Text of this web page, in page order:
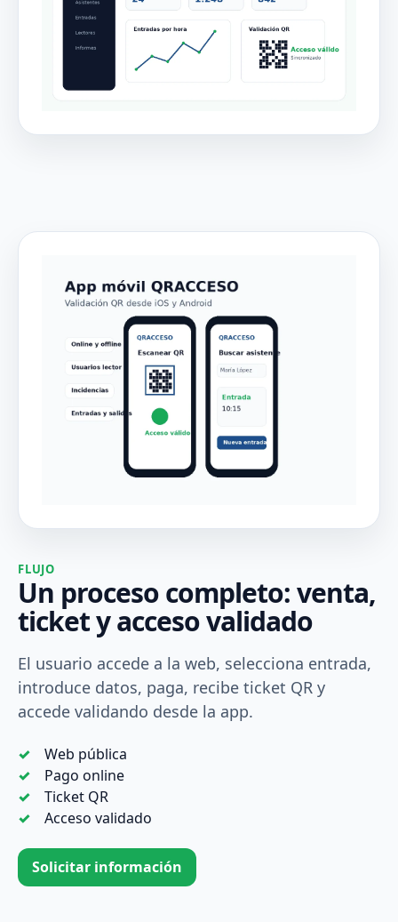
FLUJO
Un proceso completo: venta,
ticket y acceso validado
El usuario accede a la web, selecciona entrada,
introduce datos, paga, recibe ticket QR y
accede validando desde la app.
Web pública
Pago online
Ticket QR
Acceso validado
Solicitar información